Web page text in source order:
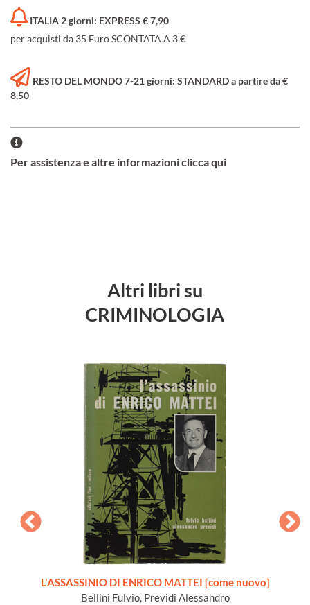
ITALIA 2 giorni: EXPRESS € 7,90
per acquisti da 35 Euro SCONTATA A 3 €
RESTO DEL MONDO 7-21 giorni: STANDARD a partire da €
8,50
Per assistenza e altre informazioni clicca qui
Altri libri su
CRIMINOLOGIA
L'ASSASSINIO DI ENRICO MATTEI [come nuovo]
Bellini Fulvio, Previdi Alessandro